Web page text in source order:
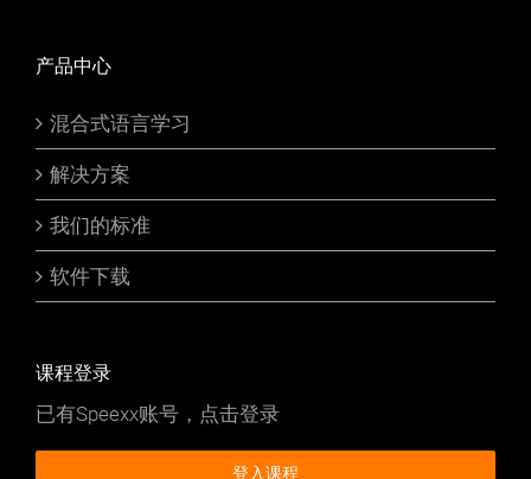
产品中心
混合式语言学习
解决方案
我们的标准
软件下载
课程登录
已有Speexx账号，点击登录
登入课程